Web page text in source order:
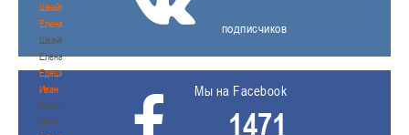
Швайбович
Елена
Швайбович
Елена
Едешко
Иван
Едешко
Иван
подписчиков
Мы на Facebook
1471